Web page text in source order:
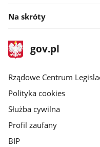
Na skróty
stopka
gov.plStrona
gov.pl
Rządowe Centrum
Polityka cookies
Służba cywilna
Profil zaufany
BIP